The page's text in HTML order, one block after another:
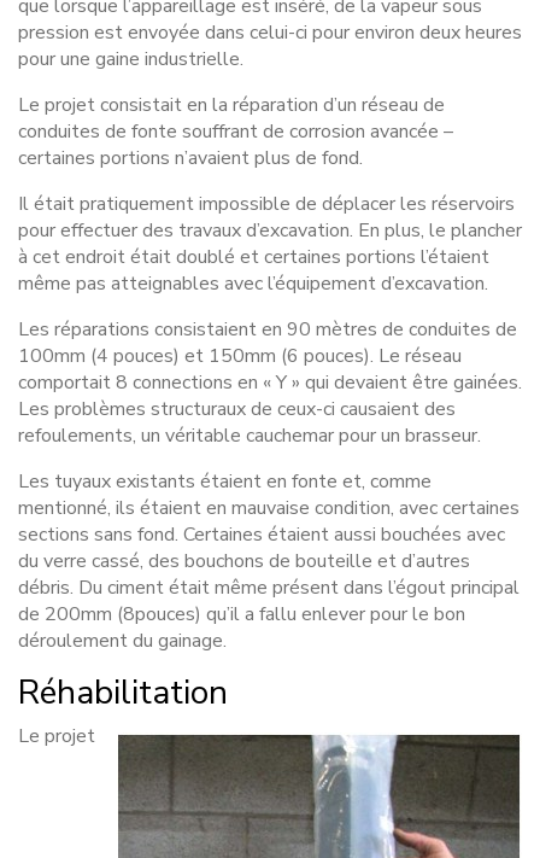
que lorsque l’appareillage est inséré, de la vapeur sous
pression est envoyée dans celui-ci pour environ deux heures
pour une gaine industrielle.
Le projet consistait en la réparation d’un réseau de
conduites de fonte souffrant de corrosion avancée –
certaines portions n’avaient plus de fond.
Il était pratiquement impossible de déplacer les réservoirs
pour effectuer des travaux d’excavation. En plus, le plancher
à cet endroit était doublé et certaines portions l’étaient
même pas atteignables avec l’équipement d’excavation.
Les réparations consistaient en 90 mètres de conduites de
100mm (4 pouces) et 150mm (6 pouces). Le réseau
comportait 8 connections en « Y » qui devaient être gainées.
Les problèmes structuraux de ceux-ci causaient des
refoulements, un véritable cauchemar pour un brasseur.
Les tuyaux existants étaient en fonte et, comme
mentionné, ils étaient en mauvaise condition, avec certaines
sections sans fond. Certaines étaient aussi bouchées avec
du verre cassé, des bouchons de bouteille et d’autres
débris. Du ciment était même présent dans l’égout principal
de 200mm (8pouces) qu’il a fallu enlever pour le bon
déroulement du gainage.
Réhabilitation
Le projet